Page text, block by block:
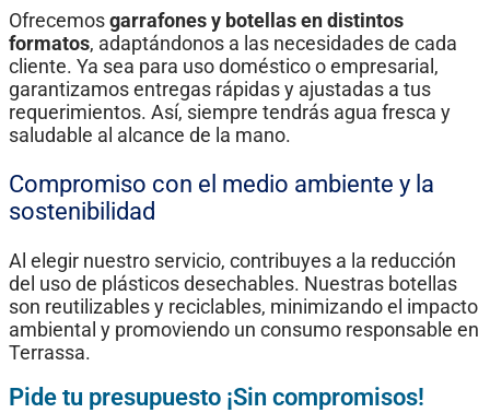
Ofrecemosgarrafones y botellas en distintos
formatos, adaptándonos a las necesidades de cada
cliente. Ya sea para uso doméstico o empresarial,
garantizamos entregas rápidas y ajustadas a tus
requerimientos. Así, siempre tendrás agua fresca y
saludable al alcance de la mano.
Compromiso con el medio ambiente y la
sostenibilidad
Al elegir nuestro servicio, contribuyes a la reducción
del uso de plásticos desechables. Nuestras botellas
son reutilizables y reciclables, minimizando el impacto
ambiental y promoviendo un consumo responsable en
Terrassa.
Pide tu presupuesto ¡Sin compromisos!